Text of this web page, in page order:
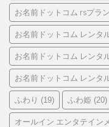
お名前ドットコム rsプラ
お名前ドットコム レンタ
お名前ドットコム レンタ
お名前ドットコム レンタ
ふわり (19) ふわ姫 (20)
オールイン エンタテイン